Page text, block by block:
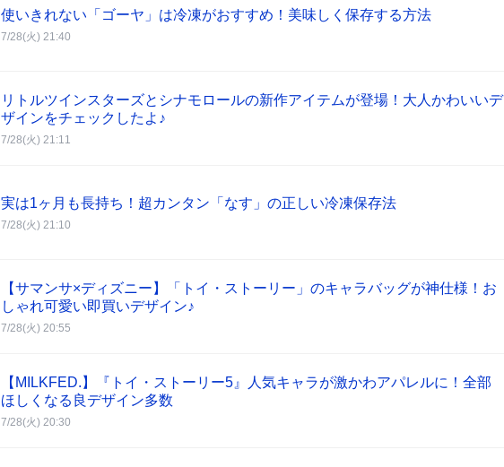
使いきれない「ゴーヤ」は冷凍がおすすめ！美味しく保存する方法
7/28(火) 21:40
リトルツインスターズとシナモロールの新作アイテムが登場！大人かわいいデ
ザインをチェックしたよ♪
7/28(火) 21:11
実は1ヶ月も長持ち！超カンタン「なす」の正しい冷凍保存法
7/28(火) 21:10
【サマンサ×ディズニー】「トイ・ストーリー」のキャラバッグが神仕様！お
しゃれ可愛い即買いデザイン♪
7/28(火) 20:55
【MILKFED.】『トイ・ストーリー5』人気キャラが激かわアパレルに！全部
ほしくなる良デザイン多数
7/28(火) 20:30